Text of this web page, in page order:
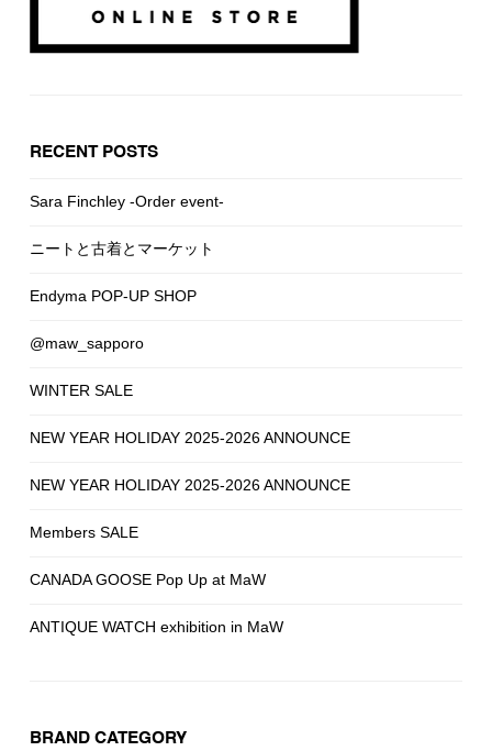
RECENT POSTS
Sara Finchley -Order event-
ニートと古着とマーケット
Endyma POP-UP SHOP
@maw_sapporo
WINTER SALE
NEW YEAR HOLIDAY 2025-2026 ANNOUNCE
NEW YEAR HOLIDAY 2025-2026 ANNOUNCE
Members SALE
CANADA GOOSE Pop Up at MaW
ANTIQUE WATCH exhibition in MaW
BRAND CATEGORY